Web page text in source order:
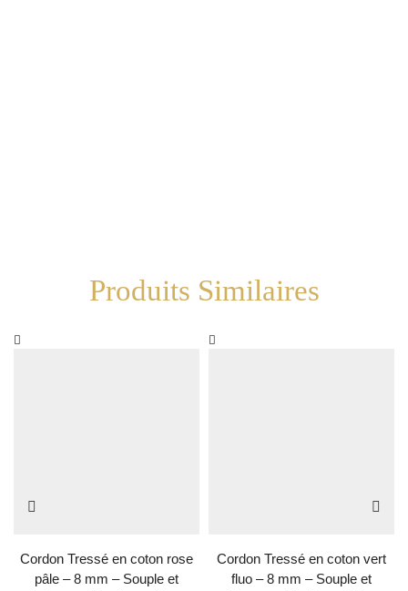
Produits Similaires
Cordon Tressé en coton rose
pâle – 8 mm – Souple et
Cordon Tressé en coton vert
fluo – 8 mm – Souple et